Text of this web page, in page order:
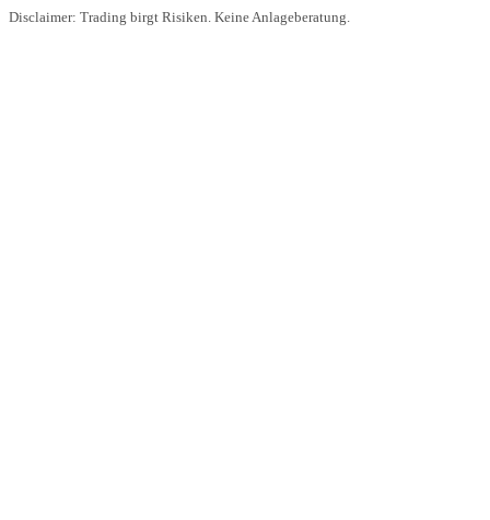
Disclaimer: Trading birgt Risiken. Keine Anlageberatung.